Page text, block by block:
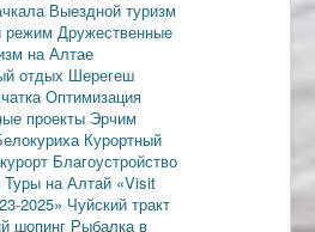
Выездной туризм
режим Дружественные
на Алтае
отдых Шерегеш
Оптимизация
проекты Эрчим
Курортный
Благоустройство
Туры на Алтай «Visit
2025» Чуйский тракт
шопинг Рыбалка в